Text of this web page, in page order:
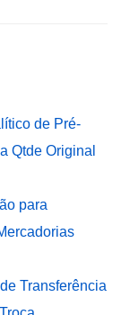
de Pré-
Qtde Original
para
Transferência